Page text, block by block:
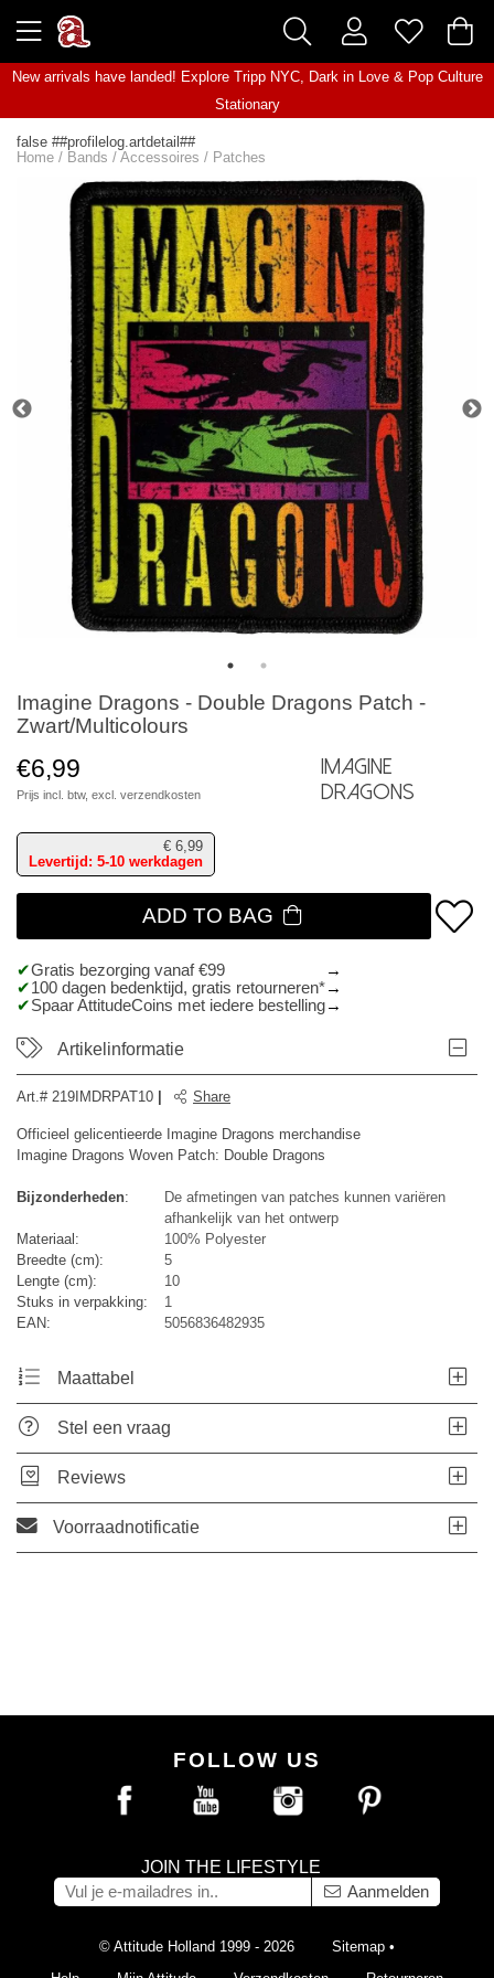
New arrivals have landed! Explore Tripp NYC, Dark in Love& Pop Culture
Stationary
false ##profilelog.artdetail##
Home / Bands / Accessoires / Patches
Imagine Dragons - Double Dragons Patch -
Zwart/Multicolours
€6,99
Prijs incl. btw, excl. verzendkosten
Imagine
Dragons
€ 6,99
Levertijd: 5-10 werkdagen
ADD TO BAG
Gratis bezorging vanaf €99
100 dagen bedenktijd, gratis retourneren*
Spaar AttitudeCoins met iedere bestelling
Artikelinformatie
Art.# 219IMDRPAT10 Share
Officieel gelicentieerde Imagine Dragons merchandise
Imagine Dragons Woven Patch: Double Dragons
Bijzonderheden:
De afmetingen van patches kunnen variëren
afhankelijk van het ontwerp
Materiaal:
100% Polyester
Breedte (cm):
5
Lengte (cm):
10
Stuks in verpakking:
1
EAN:
5056836482935
Maattabel
Stel een vraag
Reviews
Voorraadnotificatie
FOLLOW US
JOIN THE LIFESTYLE
Aanmelden
© Attitude Holland 1999 - 2026 Sitemap •